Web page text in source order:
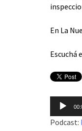
En La
Escuchá
de
audio
Podcast: